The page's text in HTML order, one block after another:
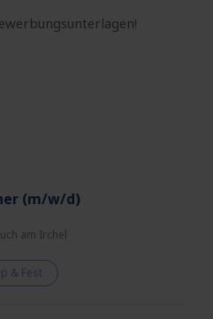
(m/w/d)
am Irchel
& Fest